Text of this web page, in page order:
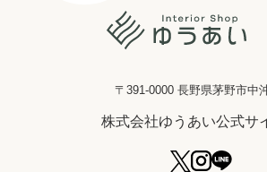
〒391-0000 長野県茅野市中
株式会社ゆうあい公式サ